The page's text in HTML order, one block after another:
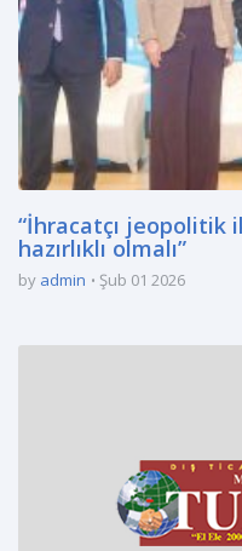
“İhracatçı jeopolitik
hazırlıklı olmalı”
by admin Şub 01 2026